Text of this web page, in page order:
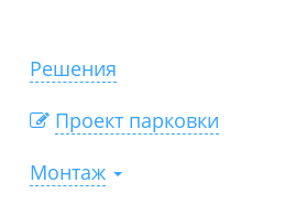
Решения
Проект парковки
Монтаж